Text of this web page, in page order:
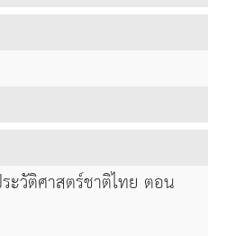
ะวัติศาสตร์ชาติไทย ตอน